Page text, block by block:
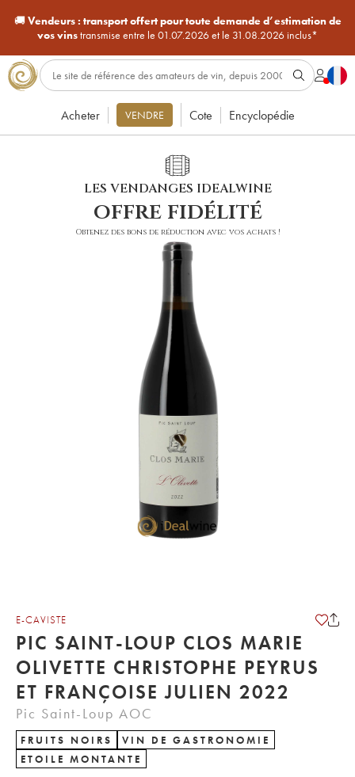
🚚Vendeurs : transport offert pour toute demande d’estimation de
vos vinstransmise entre le 01.07.2026 et le 31.08.2026 inclus*
Acheter VENDRE Cote Encyclopédie
LES VENDANGES IDEALWINE
offre fidélité
Obtenez des bons de réduction avec vos achats !
E-CAVISTE
PIC SAINT-LOUP CLOS MARIE
OLIVETTE CHRISTOPHE PEYRUS
ET FRANÇOISE JULIEN 2022
Pic Saint-Loup AOC
FRUITS NOIRS
VIN DE GASTRONOMIE
ETOILE MONTANTE